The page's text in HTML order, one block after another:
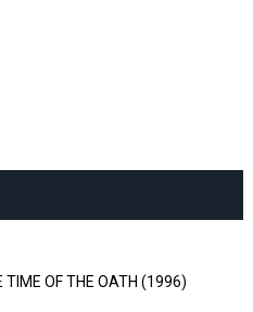
TIME OF THE OATH (1996)